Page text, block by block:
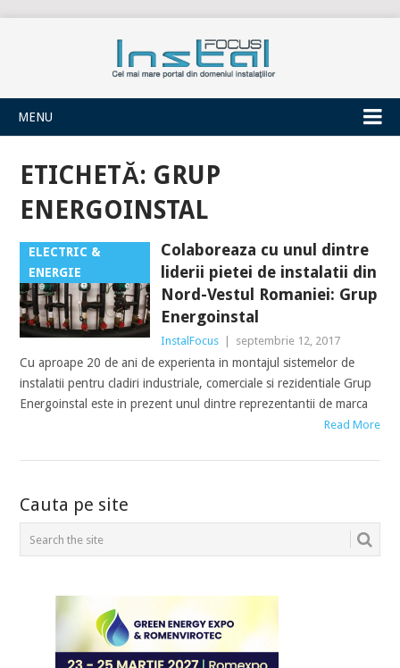
INSTALFOCUS
MENU
ETICHETĂ: GRUP
ENERGOINSTAL
ELECTRIC &
ENERGIE
Colaboreaza cu unul dintre
liderii pietei de instalatii din
Nord-Vestul Romaniei: Grup
Energoinstal
InstalFocus septembrie 12, 2017
Cu aproape 20 de ani de experienta in montajul sistemelor de
instalatii pentru cladiri industriale, comerciale si rezidentiale Grup
Energoinstal este in prezent unul dintre reprezentantii de marca
Read More
POSTS
NAVIGATION
Cauta pe site